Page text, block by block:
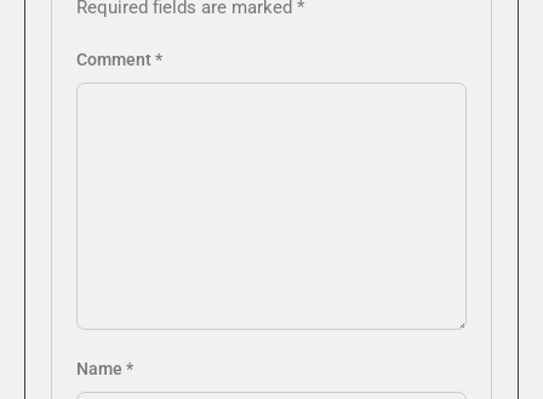
Required fields are marked *
Comment*
Name *